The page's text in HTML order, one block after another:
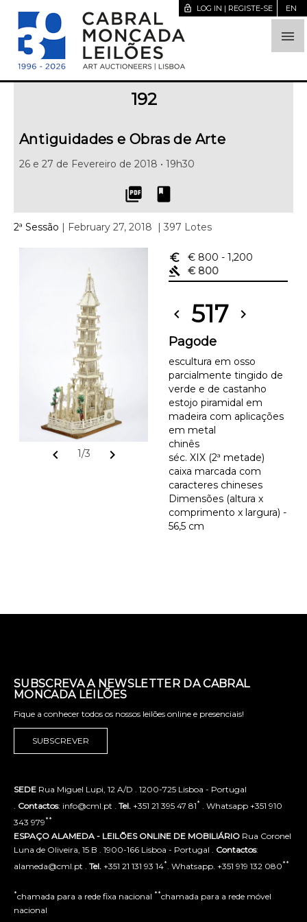

lock_open LOG IN | REGISTE-SE EN
192
Antiguidades e Obras de Arte
26 e 27 de Fevereiro de 2018 • 19h30
picture_as_pdf book
2ª Sessão | February 27, 2018 | 397 Lotes
chevron_left 1/3 chevron_right
euro_symbol € 800 - 1,200
gavel
€ 800
chevron_left 517 chevron_right
Pagode
escultura em osso
parcialmente tingido de
verde e de castanho
estojo piramidal em
madeira com aplicações
em metal
chinês
séc. XIX (2ª metade)
caixa marcada com
caracteres chineses
Dimensões (altura x
comprimento x largura) -
56,5 cm
SUBSCREVA A NEWSLETTER DA CABRAL
MONCADA LEILÕES
Fique a conhecer todos os nossos leilões online e presenciais!
SUBSCREVER
SEDE Rua Miguel Lupi, 12 A/D . 1200-725 Lisboa - Portugal
Contactos: info@cml.pt . Tel. +351 21 395 47 81* . Whatsapp +351 910
343 979**
ESPAÇO ALAMEDA - LEILÕES ONLINE DE MOBILIÁRIO Rua Coronel
Luna de Oliveira, 15 B . 1900-166 Lisboa - Portugal . Contactos:
alameda@cml.pt . Tel. +351 21 131 93 14* . Whatsapp. +351 919 132 080**
*chamada para a rede fixa nacional **chamada para a rede móvel
nacional